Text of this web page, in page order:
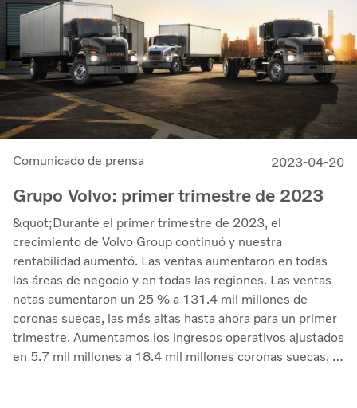
Comunicado de prensa 2023-04-20
Grupo Volvo: primer trimestre de 2023
&quot;Durante el primer trimestre de 2023, el
crecimiento de Volvo Group continuó y nuestra
rentabilidad aumentó. Las ventas aumentaron en todas
las áreas de negocio y en todas las regiones. Las ventas
netas aumentaron un 25 % a 131.4 mil millones de
coronas suecas, las más altas hasta ahora para un primer
trimestre. Aumentamos los ingresos operativos ajustados
en 5.7 mil millones a 18.4 mil millones coronas suecas, lo